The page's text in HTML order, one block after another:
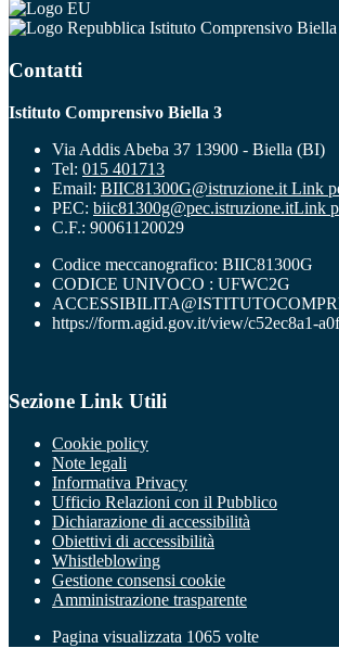
Istituto Comprensivo
Contatti
Istituto Comprensivo Biella 3
Via Addis Abeba 37 13900 - Biella (BI)
Tel: 015 401713
Email: BIIC81300G@istruzione.it Link
PEC: biic81300g@pec.istruzione.itLink
C.F.: 90061120029
Codice meccanografico: BIIC81300G
CODICE UNIVOCO : UFWC2G
https://form.agid.gov.it/view/c52ec8a1-
Sezione Link Utili
Cookie policy
Note legali
Informativa Privacy
Ufficio Relazioni con il Pubblico
Dichiarazione di accessibilità
Obiettivi di accessibilità
Whistleblowing
Gestione consensi cookie
Amministrazione trasparente
Pagina visualizzata 1065 volte